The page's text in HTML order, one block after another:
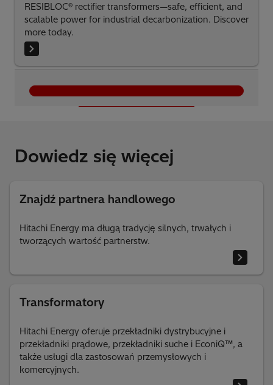
RESIBLOC® rectifier transformers—safe, efficient, and
scalable power for industrial decarbonization. Discover
more today.
Dowiedz się więcej
Znajdź partnera handlowego
Hitachi Energy ma długą tradycję silnych, trwałych i
tworzących wartość partnerstw.
Transformatory
Hitachi Energy oferuje przekładniki dystrybucyjne i
przekładniki prądowe, przekładniki suche i EconiQ™, a
także usługi dla zastosowań przemysłowych i
komercyjnych.